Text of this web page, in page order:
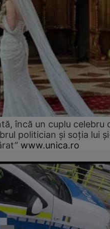
încă un cuplu celebru
politician și soția lui
www.unica.ro